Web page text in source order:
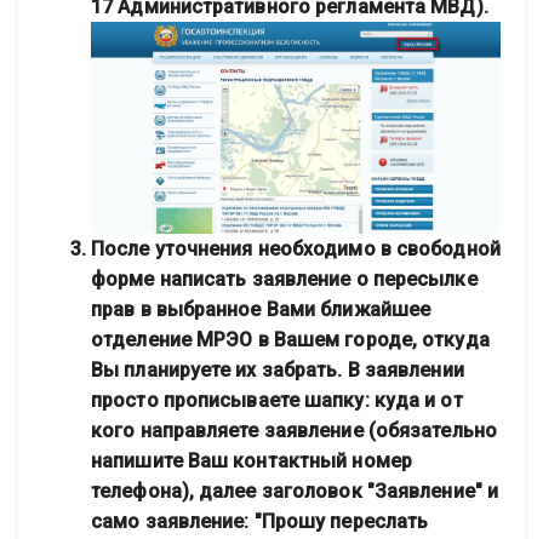
17 Административного регламента МВД).
После уточнения необходимо в свободной
форме написать заявление о пересылке
прав в выбранное Вами ближайшее
отделение МРЭО в Вашем городе, откуда
Вы планируете их забрать. В заявлении
просто прописываете шапку: куда и от
кого направляете заявление (обязательно
напишите Ваш контактный номер
телефона), далее заголовок "Заявление" и
само заявление: "Прошу переслать